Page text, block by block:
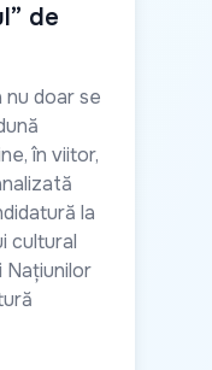
de
nu doar se
în viitor,
la
cultural
Națiunilor